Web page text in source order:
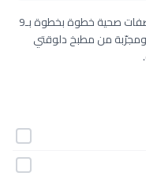
طريقة عمل الفلفل المشوي بالطماطم – وصفات صحية خطوة بخطوة بـ9
ومجرّبة من مطبخ دلوقتي